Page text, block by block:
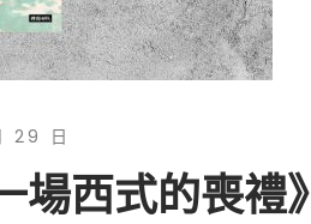
29 日
西式的喪禮》